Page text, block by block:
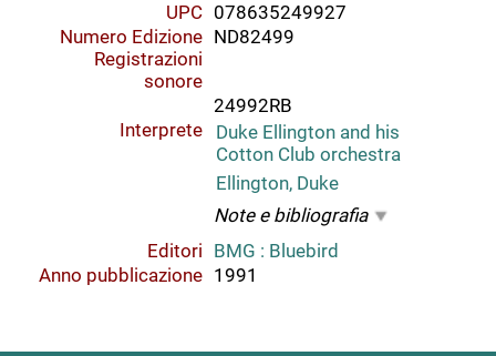
UPC 078635249927
Numero Edizione
Registrazioni
sonore
ND82499
24992RB
Interprete
Duke Ellington and his
Cotton Club orchestra
Ellington, Duke
Note e bibliografia
Editori BMG : Bluebird
Anno pubblicazione 1991